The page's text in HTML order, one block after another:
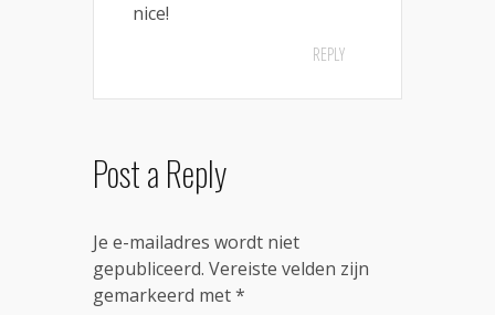
nice!
REPLY
Post a Reply
Je e-mailadres wordt niet
gepubliceerd. Vereiste velden zijn
gemarkeerd met*